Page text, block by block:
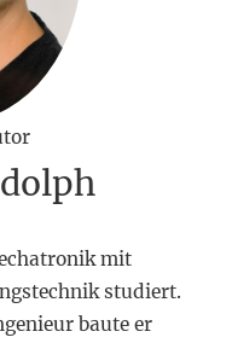
mit
studiert.
baute er